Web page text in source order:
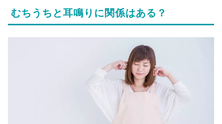
むちうちと耳鳴りに関係はある？